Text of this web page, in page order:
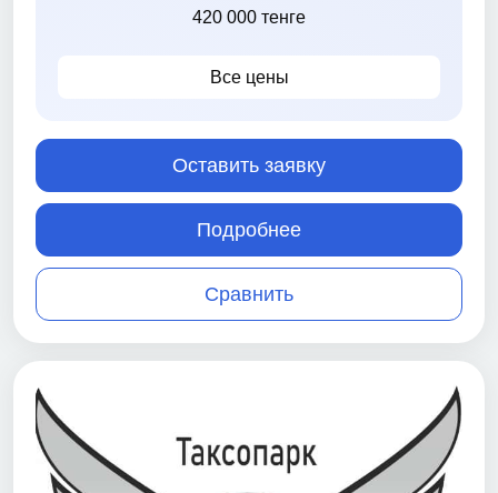
420 000 тенге
Все цены
Сравнить
Оставить заявку
Подробнее